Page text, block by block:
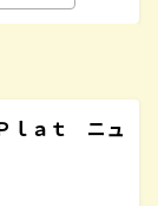
ｌａｔ ニュ